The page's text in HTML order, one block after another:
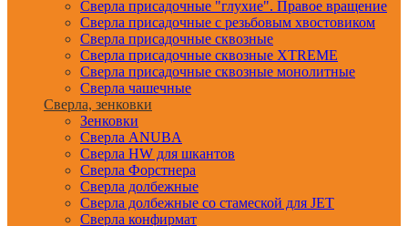
Сверла присадочные "глухие". Правое вращение
Сверла присадочные с резьбовым хвостовиком
Сверла присадочные сквозные
Сверла присадочные сквозные XTREME
Сверла присадочные сквозные монолитные
Сверла чашечные
Сверла, зенковки
Зенковки
Сверла ANUBA
Сверла HW для шкантов
Сверла Форстнера
Сверла долбежные
Сверла долбежные со стамеской для JET
Сверла конфирмат